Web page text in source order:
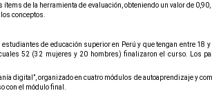
de la herramienta de evaluación, obteniendo un valor de
conceptos.
de educación superior en Perú y que tengan entre 18 y
52 (32 mujeres y 20 hombres) finalizaron el curso. Los
digital”, organizado en cuatro módulos de autoaprendizaje y
con el módulo final.